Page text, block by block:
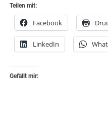
Teilen mit:
Facebook
LinkedIn
Gefällt mir: